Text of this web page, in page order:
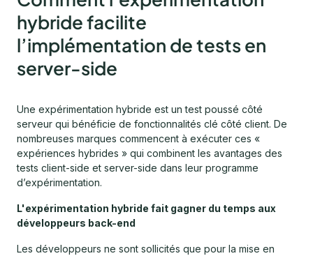
hybride facilite
l’implémentation de tests en
server-side
Une expérimentation hybride est un test poussé côté
serveur qui bénéficie de fonctionnalités clé côté client. De
nombreuses marques commencent à exécuter ces «
expériences hybrides » qui combinent les avantages des
tests client-side et server-side dans leur programme
d’expérimentation.
L'expérimentation hybride fait gagner du temps aux
développeurs back-end
Les développeurs ne sont sollicités que pour la mise en